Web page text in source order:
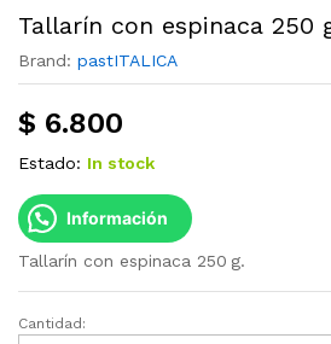
Tallarín con espinaca 250
Brand: pastITALICA
$ 6.800
Estado: In stock
Información
Tallarín con espinaca 250 g.
Tallarín
Cantidad: